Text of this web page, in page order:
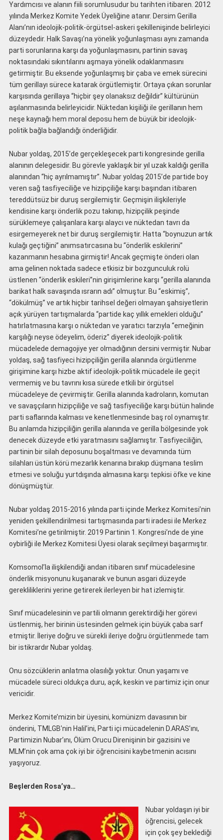
Yardımcısı ve alanın fiili sorumlusudur bu tarihten itibaren. 2012
yılında Merkez Komite Yedek Üyeliğine atanır. Dersim Gerilla
Alanı’nın ideolojik-politik-örgütsel-askeri şekillenişinde belirleyici
düzeydedir. Halk Savaşı’na yönelik yoğunlaşması aynı zamanda
parti sorunlarına karşı da yoğunlaşmasını, partinin savaş
noktasındaki sıkıntılarını aşmaya yönelik odaklanmasını
getirmiştir. Bu eksende yoğunlaşmış bir çaba ve emek sürecini
tüm gerillayı sürece katarak örgütlemiştir. Ortaya çıkan sorunlar
karşısında gerillaya “hiçbir şey olanaksız değildir” kültürünün
aşılanmasında belirleyicidir. Nüktedan kişiliği ile gerillanın hem
neşe kaynağı hem moral deposu hem de büyük bir ideolojik-
politik bağla bağlandığı önderliğidir.
Nubar yoldaş, 2015’de gerçekleşecek parti kongresinde gerilla
alanının delegesidir. Bu görevle yaklaşık bir yıl uzak kaldığı gerilla
alanından “hiç ayrılmamıştır”. Nubar yoldaş 2015’de partide boy
veren sağ tasfiyeciliğe ve hizipçiliğe karşı başından itibaren
tereddütsüz bir duruş sergilemiştir. Geçmişin ilişkileriyle
kendisine karşı önderlik pozu takınıp, hizipçilik peşinde
sürüklemeye çalışanlara karşı alaycı ve nüktedan tavrı da
esirgemeyerek net bir duruş sergilemiştir. Hatta “boynuzun artık
kulağı geçtiğini” anımsatırcasına bu “önderlik eskilerini”
kazanmanın hesabına girmiştir! Ancak geçmişte önderi olan
ama gelinen noktada sadece etkisiz bir bozgunculuk rolü
üstlenen “önderlik eskileri”nin girişimlerine karşı “gerilla alanında
barikat halk savaşında ısrarın adı” olmuştur. Bu “eskimiş”,
“dökülmüş” ve artık hiçbir tarihsel değeri olmayan şahsiyetlerin
açık yürüyen tartışmalarda “partide kaç yıllık emekleri olduğu”
hatırlatmasına karşı o nüktedan ve yaratıcı tarzıyla “emeğinin
karşılığı neyse ödeyelim, öderiz” diyerek ideolojik-politik
mücadelede demagojiye yer olmadığının dersini vermiştir. Nubar
yoldaş, sağ tasfiyeci hizipçiliğin gerilla alanında örgütlenme
girişimine karşı hizbe aktif ideolojik-politik mücadele ile geçit
vermemiş ve bu tavrını kısa sürede etkili bir örgütsel
mücadeleye de çevirmiştir. Gerilla alanında kadroların, komutan
ve savaşçıların hizipçiliğe ve sağ tasfiyeciliğe karşı bütün halinde
parti saflarında kalması ve kenetlenmesinde baş rol oynamıştır.
Bu anlamda hizipçiliğin gerilla alanında ve gerilla bölgesinde yok
denecek düzeyde etki yaratmasını sağlamıştır. Tasfiyeciliğin,
partinin bir silah deposunu boşaltması ve devamında tüm
silahları üstün körü mezarlık kenarına bırakıp düşmana teslim
etmesi ve soluğu yurtdışında almasına karşı tepkisi öfke ve kine
dönüşmüştür.
Nubar yoldaş 2015-2016 yılında parti içinde Merkez Komitesi’nin
yeniden şekillendirilmesi tartışmasında parti iradesi ile Merkez
Komitesi’ne getirilmiştir. 2019 Partinin 1. Kongresi’nde de yine
oybirliği ile Merkez Komitesi Üyesi olarak seçilmeyi başarmıştır.
Komsomol’la ilişkilendiği andan itibaren sınıf mücadelesine
önderlik misyonunu kuşanarak ve bunun asgari düzeyde
gerekliliklerini yerine getirerek ilerleyen bir hat izlemiştir.
Sınıf mücadelesinin ve partili olmanın gerektirdiği her görevi
üstlenmiş, her birinin üstesinden gelmek için büyük çaba sarf
etmiştir. İleriye doğru ve sürekli ileriye doğru örgütlenmede tam
bir istikrardır Nubar yoldaş.
Onu sözcüklerin anlatma olasılığı yoktur. Onun yaşamı ve
mücadele süreci oldukça duru, açık, keskin ve partimiz için onur
vericidir.
Merkez Komite’mizin bir üyesini, komünizm davasının bir
önderini, TMLGB’nin Halil’ini, Parti içi mücadelenin D.ARAS’ını,
Partimizin Nubar’ını, Ölüm Orucu Direnişinin bir gazisini ve
MLM’nin çok ama çok iyi bir öğrencisini kaybetmenin acısını
yaşıyoruz.
Beşlerden Rosa’ya…
Nubar yoldaşın iyi bir
öğrencisi, gelecek
için çok şey beklediği